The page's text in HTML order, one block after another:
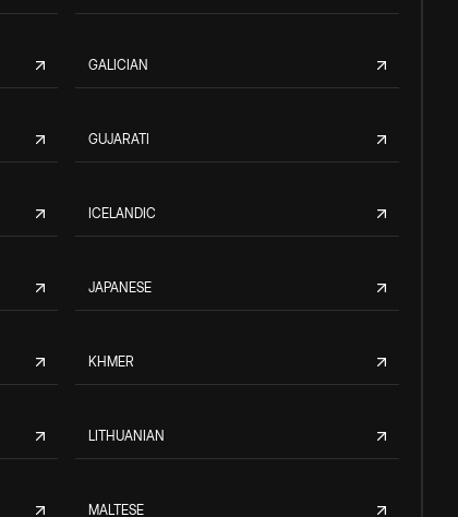
GALICIAN
GUJARATI
ICELANDIC
JAPANESE
KHMER
LITHUANIAN
MALTESE